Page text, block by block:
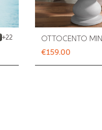
+22 OTTOCENTO MINI
€159.00